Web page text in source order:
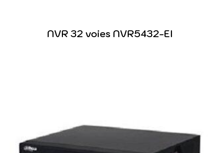
NVR 32 voies NVR5432-EI